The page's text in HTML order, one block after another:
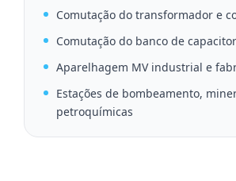
Comutação do transformador e
Comutação do banco de
Aparelhagem MV industrial e
Estações de bombeamento,
petroquímicas